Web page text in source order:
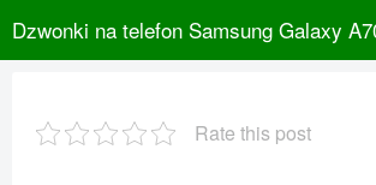
Dzwonki na telefon Samsung Galaxy
Rate this post